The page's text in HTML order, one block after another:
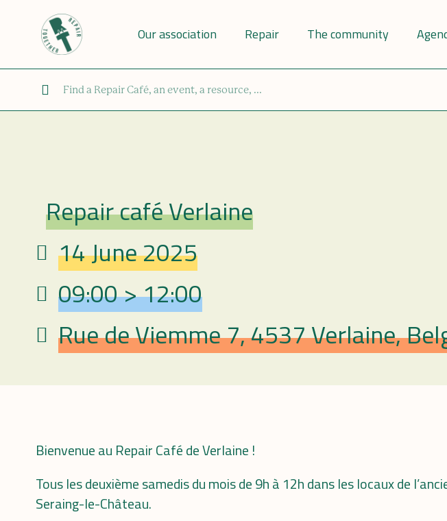
Our association Repair The community
Repair Café
Repair café Verlaine
Date14 June 2025
Hour09:00 > 12:00
Lieu Rue de Viemme 7, 4537 Verlaine,
Bienvenue au Repair Café de Verlaine !
Tous les deuxième samedis du mois de 9h à 12h dans les locaux de
Seraing-le-Château.